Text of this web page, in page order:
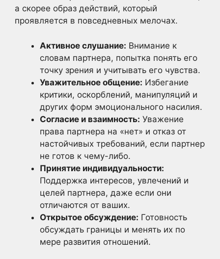
а скорее образ действий, который
проявляется в повседневных мелочах.
Активное слушание: Внимание к
словам партнера, попытка понять его
точку зрения и учитывать его чувства.
Уважительное общение: Избегание
критики, оскорблений, манипуляций и
других форм эмоционального насилия.
Согласие и взаимность: Уважение
права партнера на «нет» и отказ от
настойчивых требований, если партнер
не готов к чему-либо.
Принятие индивидуальности:
Поддержка интересов, увлечений и
целей партнера, даже если они
отличаются от ваших.
Открытое обсуждение: Готовность
обсуждать границы и менять их по
мере развития отношений.